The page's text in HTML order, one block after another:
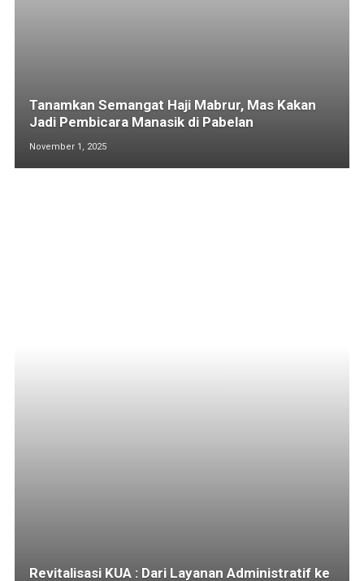
Tanamkan Semangat Haji Mabrur, Mas Kakan
Jadi Pembicara Manasik di Pabelan
November 1, 2025
Revitalisasi KUA : Dari Layanan Administratif ke